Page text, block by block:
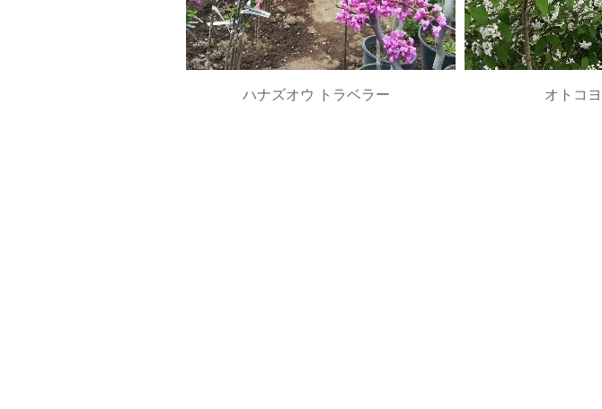
ハナズオウ トラベラー オトコ